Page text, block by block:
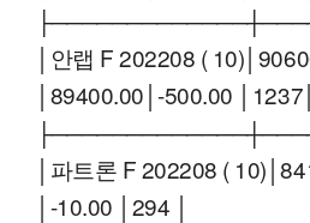
│안랩 F 202208 (
│89400.00│-500.00 │1237│
│파트론 F 202208 (
│-10.00 │294 │